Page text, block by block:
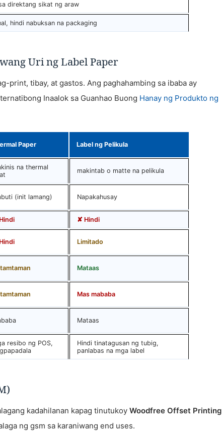
direktang sikat ng araw
hindi nabuksan na packaging
Uri ng Label Paper
print, tibay, at gastos. Ang paghahambing sa ibaba ay
Inaalok sa Guanhao Buong Hanay ng Produkto ng
Paper Label ng Pelikula
na thermal
makintab o matte na pelikula
(init lamang) Napakahusay
✘ Hindi
Limitado
Mataas
Mas mababa
Mataas
resibo ng POS,
Hindi tinatagusan ng tubig,
panlabas na mga label
kadahilanan kapag tinutukoy Woodfree Offset Printing
ng gsm sa karaniwang end uses.